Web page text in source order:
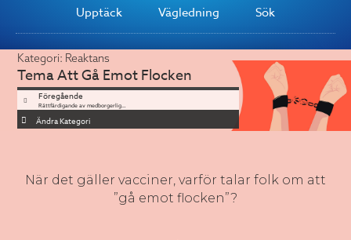
Upptäck Vägledning Sök
Kategori: Reaktans
TemaAtt Gå Emot Flocken
Föregående
Rättfärdigande av medborgerliga friheter
Ändra Kategori
När det gäller vacciner, varför talar folk om att
”gå emot flocken”?